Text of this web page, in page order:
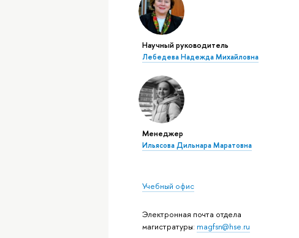
Научный руководитель
Лебедева Надежда Михайловна
Менеджер
Ильясова Дильнара Маратовна
Учебный офис
Электронная почта отдела
магистратуры: magfsn@hse.ru